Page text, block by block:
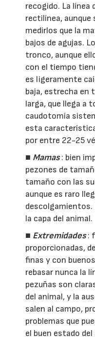
recogido. La línea
rectilínea, aunque
medirlos que la
bajos de agujas.
tronco, aunque
con el tiempo
es ligeramente
baja, estrecha en
larga, que llega a
caudotomía
esta
por entre 22-25
■ Mamas : bien
pezones de
tamaño con las
aunque es raro
descolgamientos.
la capa del animal.
■ Extremidades :
proporcionadas,
finas y con
rebasar nunca la
pezuñas son
del animal, y la
salen al campo,
problemas que
el buen estado del